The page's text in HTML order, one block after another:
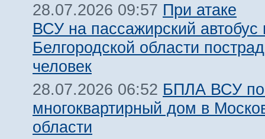
28.07.2026 09:57 При атаке
ВСУ на пассажирский автобус
Белгородской области
человек
28.07.2026 06:52 БПЛА ВСУ
многоквартирный дом в
области